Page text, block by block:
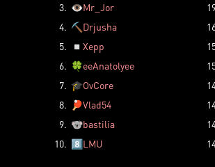
3. 👁️Mr_Jor
4. ⛏️ Drjusha
5.
◽ Xepp
6. 🍀eeAnatolyee
7. 🎓OvCore
8.
🏓Vlad54
9. 🐨bastilia
10. 8️⃣LMU